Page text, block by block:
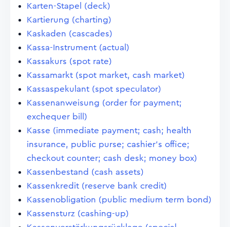
Karten-Stapel (deck)
Kartierung (charting)
Kaskaden (cascades)
Kassa-Instrument (actual)
Kassakurs (spot rate)
Kassamarkt (spot market, cash market)
Kassaspekulant (spot speculator)
Kassenanweisung (order for payment;
exchequer bill)
Kasse (immediate payment; cash; health
insurance, public purse; cashier's office;
checkout counter; cash desk; money box)
Kassenbestand (cash assets)
Kassenkredit (reserve bank credit)
Kassenobligation (public medium term bond)
Kassensturz (cashing-up)